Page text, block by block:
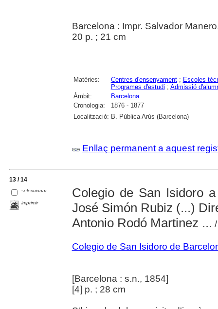
Barcelona : Impr. Salvador
20 p. ; 21 cm
Matèries: Centres d'ensenyament; Escoles
Programes d'estudi ; Admissió
Àmbit:
Barcelona
Cronologia:
1876 - 1877
Localització: B. Pública Arús (Barcelona)
Enllaç permanent a aquest
13 / 14
seleccionar
imprimir
Colegio de San Isidoro
José Simón Rubiz (...)
Antonio Rodó Martinez ...
Colegio de San Isidoro de
[Barcelona : s.n., 1854]
[4] p. ; 28 cm